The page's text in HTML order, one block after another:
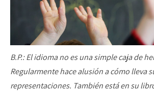
B.P.: El idioma no es una simple caja de
Regularmente hace alusión a cómo lleva
representaciones. También está en su